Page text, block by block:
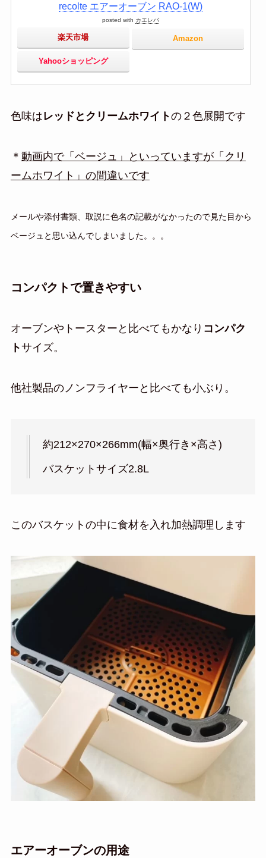
recolte エアーオーブン RAO-1(W)
posted with カエレバ
楽天市場 Amazon
Yahooショッピング
色味はレッドとクリームホワイトの２色展開です
＊ 動画内で「ベージュ」といっていますが「クリ
ームホワイト」の間違いです
メールや添付書類、取説に色名の記載がなかったので見た目から
ベージュと思い込んでしまいました。。。
コンパクトで置きやすい
オーブンやトースターと比べてもかなり コンパク
トサイズ。
他社製品のノンフライヤーと比べても小ぶり。
約212×270×266mm(幅×奥行き×高さ)
バスケットサイズ2.8L
このバスケットの中に食材を入れ加熱調理します
エアーオーブンの用途